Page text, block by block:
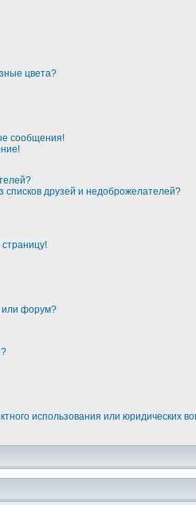
цвета?
сообщения!
списков друзей и недоброжелателей?
страницу!
или форум?
использования или юридических